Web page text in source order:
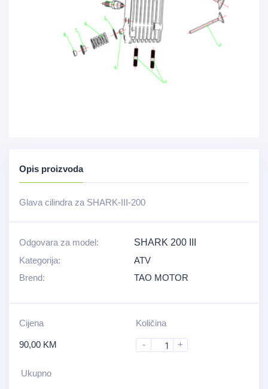
Opis proizvoda
Glava cilindra za SHARK-III-200
Odgovara za model:
SHARK 200 III
Kategorija:
ATV
Brend:
TAO MOTOR
Cijena
90,00 KM
Količina
- +
Ukupno